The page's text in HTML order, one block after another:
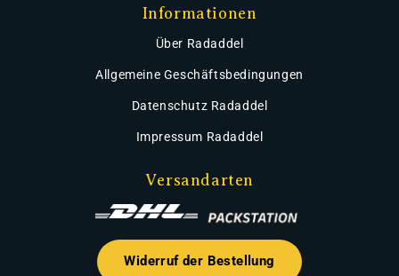
Informationen
Über Radaddel
Allgemeine Geschäftsbedingungen
Datenschutz Radaddel
Impressum Radaddel
Versandarten
Widerruf der Bestellung